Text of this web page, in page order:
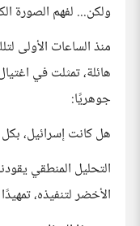
ولكن... لفهم الصورة
منذ الساعات الأولى
هائلة، تمثلت في
جوهريًا:
هل كانت إسرائيل، بكل
التحليل المنطقي
الأخضر لتنفيذه،